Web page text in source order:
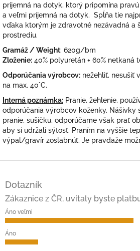
príjemná na dotyk, ktorý pripomína
a veľmi príjemná na dotyk. Spĺňa tie
vďaka ktorým je zdravotné nezávadná a
prostrediu.
Gramáž / Weight: 620g/bm
Zloženie: 40% polyuretán + 60% netkaná
Odporúčania výrobcov: nežehliť, nesušiť
na max. 40°C.
Interná poznámka: Pranie, žehlenie,
odporúčania výrobcov koženky. Nášivky
pranie, sušičku, odporúčame však prať
aby si udržali sýtosť. Praním na vyššie
výpal/gravír zoslabnúť. Je pravdaže
e
Dotazník
Zákaznice z ČR, uvítaly byste
Áno veľmi
Áno